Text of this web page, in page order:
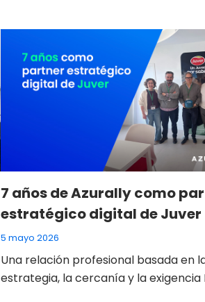
7 años de Azurally como
estratégico digital de Juver
5 mayo 2026
Una relación profesional basada en
estrategia, la cercanía y la exigencia